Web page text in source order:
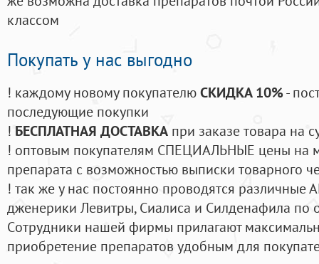
классом
Покупать у нас выгодно
! каждому новому покупателюСКИДКА 10%-
последующие покупки
! БЕСПЛАТНАЯ ДОСТАВКА при заказе товара на
! оптовым покупателям СПЕЦИАЛЬНЫЕ цены на
препарата с возможностью выписки товарного
! так же у нас постоянно проводятся
дженерики Левитры, Сиалиса и Силденафила по
Cотрудники нашей фирмы прилагают
приобретение препаратов удобным для